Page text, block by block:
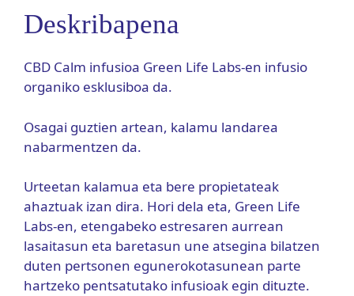
Deskribapena
CBD Calm infusioa Green Life Labs-en infusio
organiko esklusiboa da.
Osagai guztien artean, kalamu landarea
nabarmentzen da.
Urteetan kalamua eta bere propietateak
ahaztuak izan dira. Hori dela eta, Green Life
Labs-en, etengabeko estresaren aurrean
lasaitasun eta baretasun une atsegina bilatzen
duten pertsonen egunerokotasunean parte
hartzeko pentsatutako infusioak egin dituzte.